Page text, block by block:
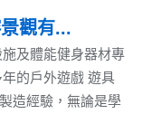
觀有...
及體能健身器材專
的戶外遊戲 遊具
造經驗，無論是學